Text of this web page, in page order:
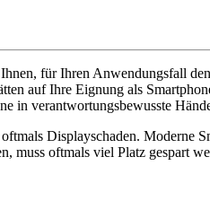
für Ihren Anwendungsfall
auf Ihre Eignung als
in verantwortungsbewusste
Displayschaden. Moderne
oftmals viel Platz gespart